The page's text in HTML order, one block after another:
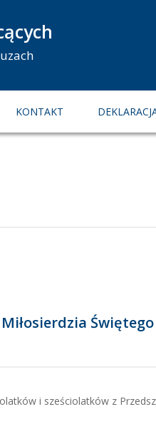
KONTAKT
i sześciolatków z